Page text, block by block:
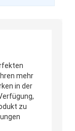
mehr
in der
zu